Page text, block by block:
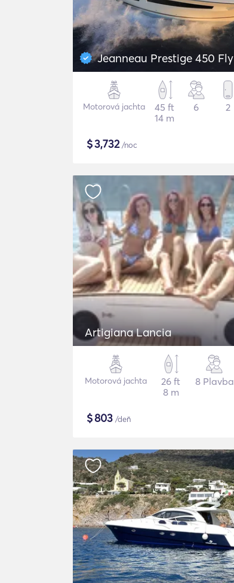
Jeanneau Prestige 450 Fly
Motorová jachta
45 ft
14 m
6 2
$3,732/noc
Artigiana Lancia
Motorová jachta
26 ft
8 m
8 Plavba
$803 /deň